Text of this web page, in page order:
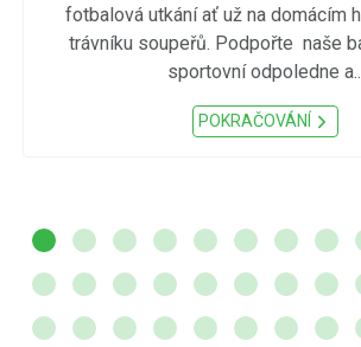
fotbalová utkání ať už na domácím
trávníku soupeřů. Podpořte naše
sportovní odpoledne
POKRAČOVÁNÍ